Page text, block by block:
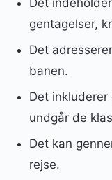
Det
gentagelser,
Det
banen.
Det
undgår de
Det kan
rejse.